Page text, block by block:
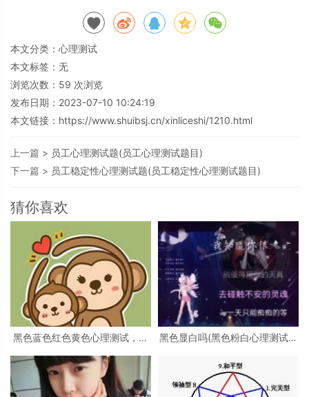
本文分类： 心理测试
本文标签：无
浏览次数： 59 次浏览
发布日期：2023-07-10 10:24:19
本文链接： https://www.shuibsj.cn/xinliceshi/1210.html
上一篇 > 员工心理测试题(员工心理测试题目)
下一篇 > 员工稳定性心理测试题(员工稳定性心理测试题目)
猜你喜欢
黑色蓝色红色黄色心理测试，心
绿色分别是什么
黑色显白吗(黑色粉白心理测试准